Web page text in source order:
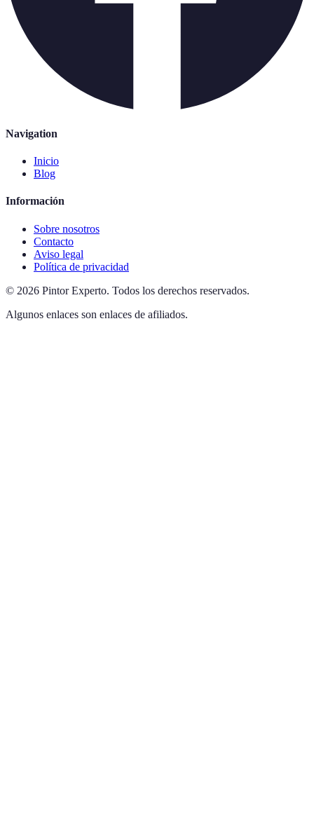
Navigation
Inicio
Blog
Información
Sobre nosotros
Contacto
Aviso legal
Política de privacidad
© 2026 Pintor Experto. Todos los derechos reservados.
Algunos enlaces son enlaces de afiliados.